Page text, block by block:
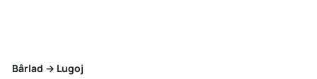
Bârlad → Lugoj